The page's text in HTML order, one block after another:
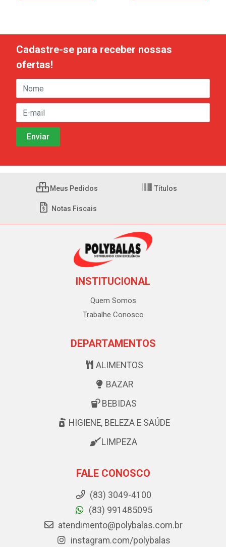
Cadastre-se para receber nossas
ofertas!
Meus Pedidos Títulos
Notas Fiscais
INSTITUCIONAL
Quem Somos
Trabalhe Conosco
DEPARTAMENTOS
ALIMENTOS
BAZAR
BEBIDAS
HIGIENE, BELEZA E SAÚDE
LIMPEZA
FALE CONOSCO
(83) 3049-4100
(83) 991485095
atendimento@polybalas.com.br
instagram.com/polybalas